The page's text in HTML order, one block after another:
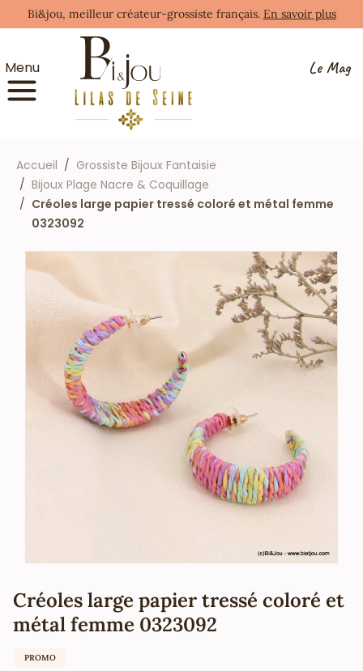
Bi&jou, meilleur créateur-grossiste français. En savoir plus
Menu Le Mag
Accueil
Grossiste Bijoux Fantaisie
Bijoux Plage Nacre & Coquillage
Créoles large papier tressé coloré et métal femme
0323092
Créoles large papier tressé coloré et
métal femme 0323092
PROMO